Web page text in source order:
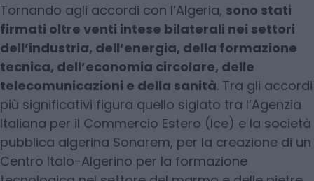
Tornando agli accordi con l’Algeria, sono stati
firmati oltre venti intese bilaterali nei settori
dell’industria, dell’energia, della formazione
tecnica, dell’economia circolare, delle
telecomunicazioni e della sanità. Tra gli accordi
più significativi figura quello siglato tra l’Agenzia
Italiana per il Commercio Estero (Ice) e la società
pubblica algerina Sonarem, per la creazione di un
Centro Italo-Algerino per la formazione